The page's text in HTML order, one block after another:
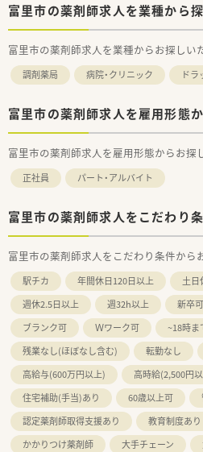
富里市の薬剤師求人を業種から
富里市の薬剤師求人を業種からお探しい
調剤薬局 病院・クリニック ド
富里市の薬剤師求人を雇用形態
富里市の薬剤師求人を雇用形態からお探
正社員 パート・アルバイト
富里市の薬剤師求人をこだわり
富里市の薬剤師求人をこだわり条件から
駅チカ 年間休日120日以上
土日
週休2.5日以上
週32h以上 新卒可
ブランク可
Ｗワーク可
~18時ま
残業なし(ほぼなし含む)
転勤なし
高給与(600万円以上)
高時給(2,500円
住宅補助(手当)あり
60歳以上可
認定薬剤師取得支援あり
教育制度あり
かかりつけ薬剤師
大手チェーン